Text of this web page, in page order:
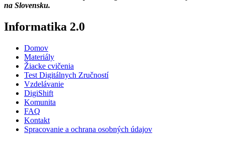
na Slovensku.
Informatika 2.0
Domov
Materiály
Žiacke cvičenia
Test Digitálnych Zručností
Vzdelávanie
DigiShift
Komunita
FAQ
Kontakt
Spracovanie a ochrana osobných údajov